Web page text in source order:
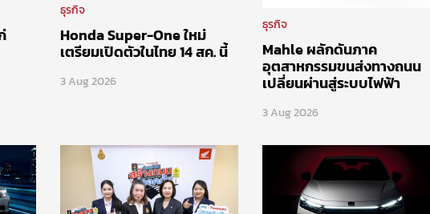
ธุรกิจ
Honda Super-One ใหม่
เตรียมเปิดตัวในไทย 14 สค. นี้
3 Aug 2026
ธุรกิจ
Mahle ผลักดันภาค
อุตสาหกรรมขนส่งทางถนน
เปลี่ยนผ่านสู่ระบบไฟฟ้า
3 Aug 2026